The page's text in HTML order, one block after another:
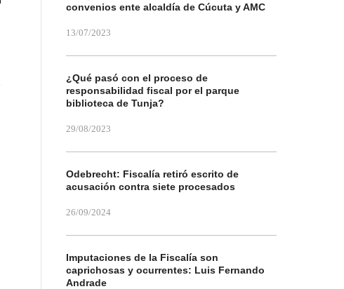
convenios ente alcaldía de Cúcuta y AMC
13/07/2023
¿Qué pasó con el proceso de
responsabilidad fiscal por el parque
biblioteca de Tunja?
29/08/2023
Odebrecht: Fiscalía retiró escrito de
acusación contra siete procesados
26/09/2024
Imputaciones de la Fiscalía son
caprichosas y ocurrentes: Luis Fernando
Andrade